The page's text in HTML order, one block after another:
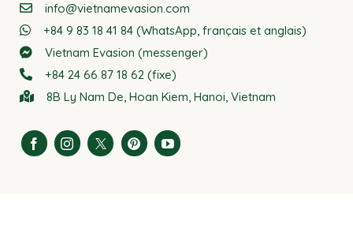
info@vietnamevasion.com
+84 9 83 18 41 84 (WhatsApp, français et anglais)
Vietnam Evasion (messenger)
+84 24 66 87 18 62 (fixe)
8B Ly Nam De, Hoan Kiem, Hanoi, Vietnam